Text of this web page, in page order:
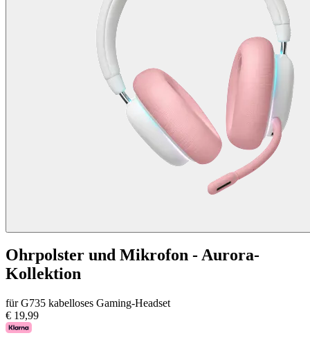
Ohrpolster und Mikrofon - Aurora-
Kollektion
für G735 kabelloses Gaming-Headset
€ 19,99